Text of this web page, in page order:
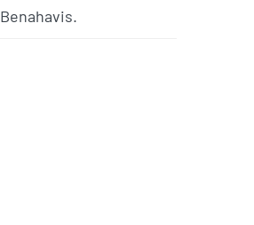
Benahavis.